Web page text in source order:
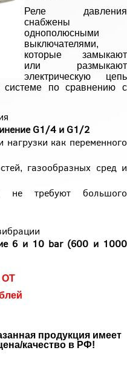
Реле давления
снабжены
однополюсными
выключателями,
которые замыкают
или размыкают
электрическую цепь
по сравнению с
G1/4 и G1/2
нагрузки как переменного
газообразных сред и
не требуют большого
6 и 10 bar (600 и 1000
ОТ
продукция имеет
качество в РФ!